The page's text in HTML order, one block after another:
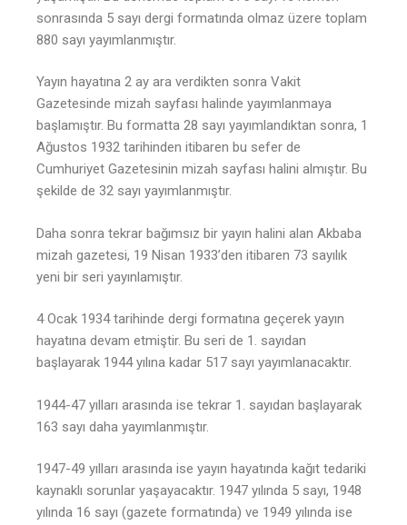
sonrasında 5 sayı dergi formatında olmaz üzere toplam
880 sayı yayımlanmıştır.
Yayın hayatına 2 ay ara verdikten sonra Vakit
Gazetesinde mizah sayfası halinde yayımlanmaya
başlamıştır. Bu formatta 28 sayı yayımlandıktan sonra, 1
Ağustos 1932 tarihinden itibaren bu sefer de
Cumhuriyet Gazetesinin mizah sayfası halini almıştır. Bu
şekilde de 32 sayı yayımlanmıştır.
Daha sonra tekrar bağımsız bir yayın halini alan Akbaba
mizah gazetesi, 19 Nisan 1933’den itibaren 73 sayılık
yeni bir seri yayınlamıştır.
4 Ocak 1934 tarihinde dergi formatına geçerek yayın
hayatına devam etmiştir. Bu seri de 1. sayıdan
başlayarak 1944 yılına kadar 517 sayı yayımlanacaktır.
1944-47 yılları arasında ise tekrar 1. sayıdan başlayarak
163 sayı daha yayımlanmıştır.
1947-49 yılları arasında ise yayın hayatında kağıt tedariki
kaynaklı sorunlar yaşayacaktır. 1947 yılında 5 sayı, 1948
yılında 16 sayı (gazete formatında) ve 1949 yılında ise